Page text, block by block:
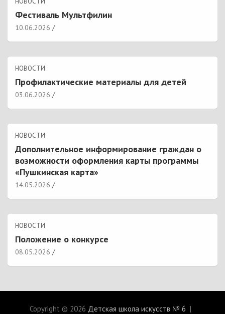
Фестиваль Мультфилин
10.06.2026
НОВОСТИ
Профилактические материалы для детей
03.06.2026
НОВОСТИ
Дополнительное информирование граждан о
возможности оформления карты программы
«Пушкинская карта»
14.05.2026
НОВОСТИ
Положение о конкурсе
08.05.2026
Copyright © 2026 Детская школа искусств № 6